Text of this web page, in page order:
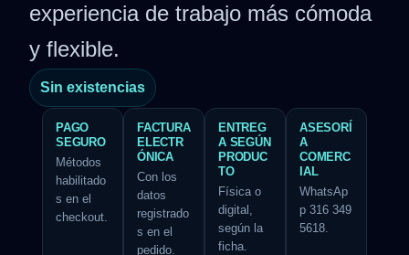
experiencia de trabajo más cómoda
y flexible.
Sin existencias
PAGO
SEGURO
Métodos
habilitado
s en el
checkout.
FACTURA
ELECTR
ÓNICA
Con los
datos
registrado
s en el
pedido.
ENTREG
A SEGÚN
PRODUC
TO
Física o
digital,
según la
ficha.
ASESORÍ
A
COMERC
IAL
WhatsAp
p 316 349
5618.